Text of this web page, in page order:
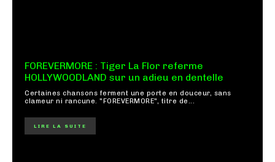
FOREVERMORE : Tiger La Flor referme
HOLLYWOODLAND sur un adieu en dentelle
Certaines chansons ferment une porte en douceur, sans
clameur ni rancune. "FOREVERMORE", titre de...
LIRE LA SUITE